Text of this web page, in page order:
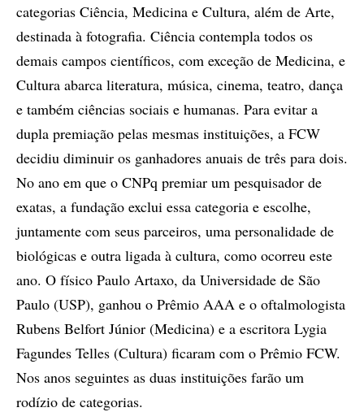
categorias Ciência, Medicina e Cultura, além de Arte,
destinada à fotografia. Ciência contempla todos os
demais campos científicos, com exceção de Medicina, e
Cultura abarca literatura, música, cinema, teatro, dança
e também ciências sociais e humanas. Para evitar a
dupla premiação pelas mesmas instituições, a FCW
decidiu diminuir os ganhadores anuais de três para dois.
No ano em que o CNPq premiar um pesquisador de
exatas, a fundação exclui essa categoria e escolhe,
juntamente com seus parceiros, uma personalidade de
biológicas e outra ligada à cultura, como ocorreu este
ano. O físico Paulo Artaxo, da Universidade de São
Paulo (USP), ganhou o Prêmio AAA e o oftalmologista
Rubens Belfort Júnior (Medicina) e a escritora Lygia
Fagundes Telles (Cultura) ficaram com o Prêmio FCW.
Nos anos seguintes as duas instituições farão um
rodízio de categorias.